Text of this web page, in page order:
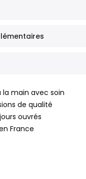
main avec soin
de qualité
ouvrés
France